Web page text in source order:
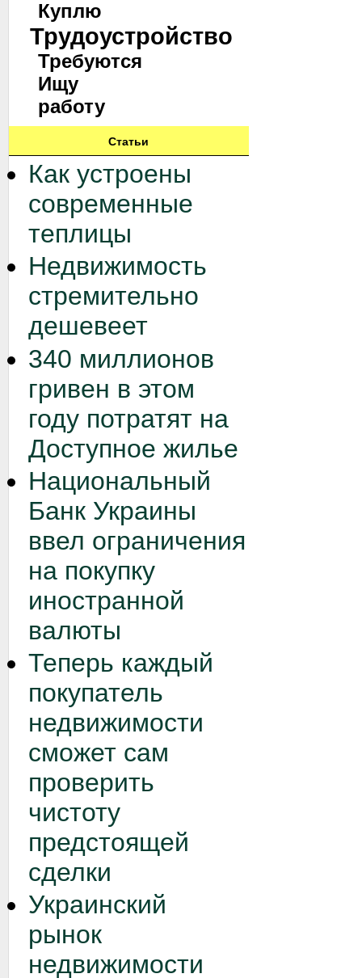
Куплю
Трудоустройство
Требуются
Ищу
работу
Статьи
Как устроены
современные
теплицы
Недвижимость
стремительно
дешевеет
340 миллионов
гривен в этом
году потратят на
Доступное жилье
Национальный
Банк Украины
ввел ограничения
на покупку
иностранной
валюты
Теперь каждый
покупатель
недвижимости
сможет сам
проверить
чистоту
предстоящей
сделки
Украинский
рынок
недвижимости